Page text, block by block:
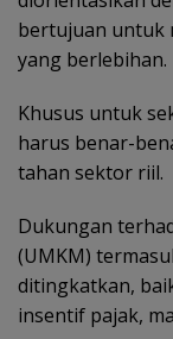
bertujuan untuk
yang berlebihan.
Khusus untuk
harus benar-
tahan sektor riil.
Dukungan
(UMKM)
ditingkatkan,
insentif pajak,